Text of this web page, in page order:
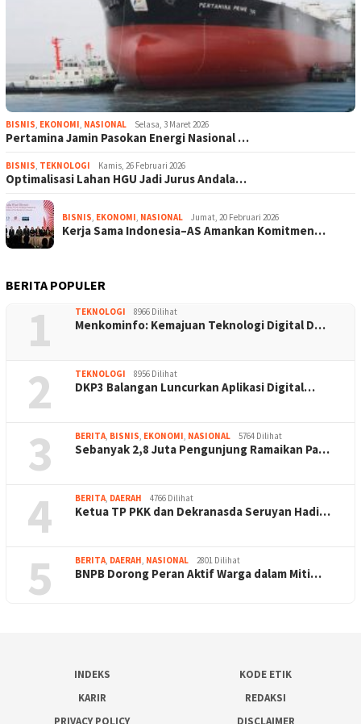
BISNIS, EKONOMI, NASIONAL Selasa, 3 Maret 2026
Pertamina Jamin Pasokan Energi Nasional …
BISNIS, TEKNOLOGI Kamis, 26 Februari 2026
Optimalisasi Lahan HGU Jadi Jurus Andala…
BISNIS, EKONOMI, NASIONAL Jumat, 20 Februari 2026
Kerja Sama Indonesia–AS Amankan Komitmen…
BERITA POPULER
1 TEKNOLOGI 8966 Dilihat
Menkominfo: Kemajuan Teknologi Digital D…
2 TEKNOLOGI 8956 Dilihat
DKP3 Balangan Luncurkan Aplikasi Digital…
3 BERITA, BISNIS, EKONOMI, NASIONAL 5764 Dilihat
Sebanyak 2,8 Juta Pengunjung Ramaikan Pa…
4 BERITA, DAERAH 4766 Dilihat
Ketua TP PKK dan Dekranasda Seruyan Hadi…
5 BERITA, DAERAH, NASIONAL 2801 Dilihat
BNPB Dorong Peran Aktif Warga dalam Miti…
INDEKS
KODE ETIK
KARIR
REDAKSI